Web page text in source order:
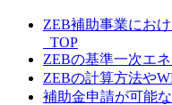
ZEB補助事業にお
_TOP
ZEBの基準一次エ
ZEBの計算方法や
補助金申請が可能